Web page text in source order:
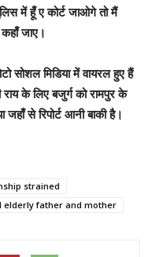
में हूँ ए कोर्ट जाओगे तो मैं
कहाँ जाए।
सोशल मिडिया में वायरल हुए हैं
के लिए बजुर्ग को रामपुर के
जहाँ से रिपोर्ट आनी बाकी है।
strained
elderly father and mother